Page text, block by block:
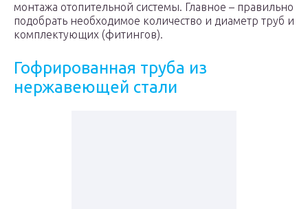
монтажа отопительной системы. Главное – правильно
подобрать необходимое количество и диаметр труб и
комплектующих (фитингов).
Гофрированная труба из
нержавеющей стали